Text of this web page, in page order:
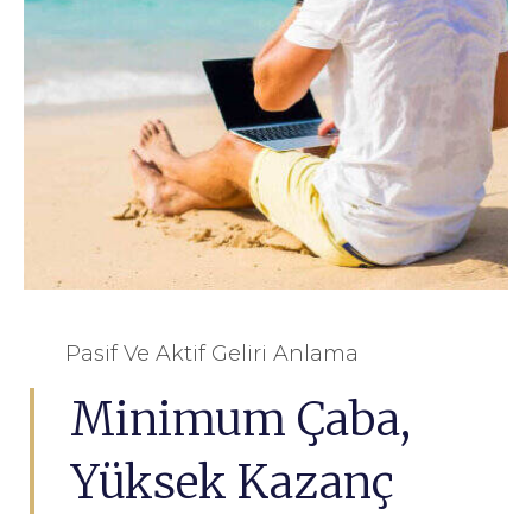
Pasif Ve Aktif Geliri Anlama
Minimum Çaba,
Yüksek Kazanç